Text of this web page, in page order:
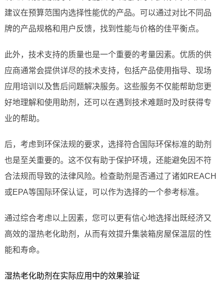
建议在预算范围内选择性能优的产品。可以通过对比不同品
牌的产品规格和用户反馈，找到性能与价格的佳平衡点。
此外，技术支持的质量也是一个重要的考量因素。优质的供
应商通常会提供详尽的技术支持，包括产品使用指导、现场
应用培训以及售后问题解决服务。这些服务不仅能帮助您更
好地理解和使用助剂，还可以在遇到技术难题时及时获得专
业的帮助。
后，考虑到环保法规的要求，选择符合国际环保标准的助剂
也是至关重要的。这不仅有助于保护环境，还能避免因不符
合法规而导致的法律风险。检查助剂是否通过了诸如REACH
或EPA等国际环保认证，可以作为选择的一个参考标准。
通过综合考虑以上因素，您可以更有信心地选择出既经济又
高效的湿热老化助剂，从而有效提升集装箱房屋保温层的性
能和寿命。
湿热老化助剂在实际应用中的效果验证